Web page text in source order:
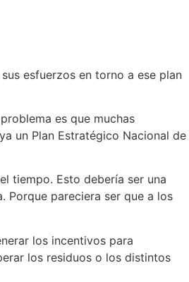
esfuerzos en torno a ese plan
es que muchas
un Plan Estratégico Nacional de
tiempo. Esto debería ser una
Porque pareciera ser que a los
los incentivos para
los residuos o los distintos